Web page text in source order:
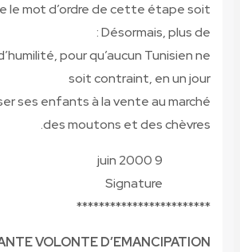
le mot d’ordre de cette étape soit
: Désormais, plus de
pour qu’aucun Tunisien ne
soit contraint, en un jour
ses enfants à la vente au marché
des moutons et des chèvres.
************************
VOLONTE D’EMANCIPATION